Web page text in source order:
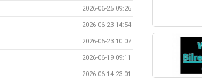
2026-06-25 09:26
2026-06-23 14:54
2026-06-23 10:07
2026-06-19 09:11
2026-06-14 23:01